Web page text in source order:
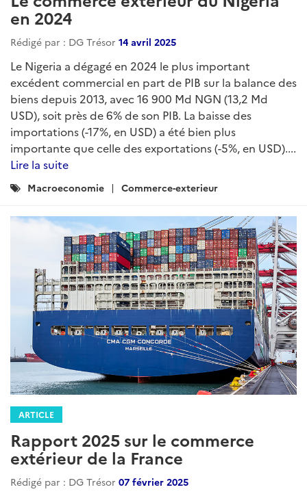
en 2024
Rédigé par : DG Trésor 14 avril 2025
Le Nigeria a dégagé en 2024 le plus important
excédent commercial en part de PIB sur la balance des
biens depuis 2013, avec 16 900 Md NGN (13,2 Md
USD), soit près de 6% de son PIB. La baisse des
importations (-17%, en USD) a été bien plus
importante que celle des exportations (-5%, en USD)....
Lire la suite
Catégories
Macroeconomie Commerce-exterieur
ARTICLE
Rapport 2025 sur le commerce
extérieur de la France
Rédigé par : DG Trésor 07 février 2025